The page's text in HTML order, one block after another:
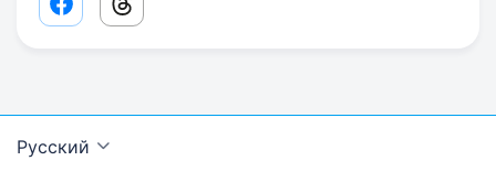
Facebook share link
Threads share link
Русский